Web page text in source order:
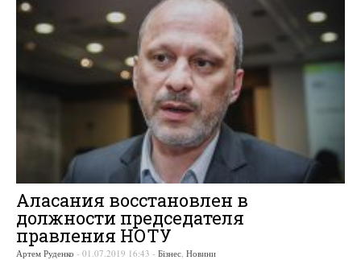
Аласания восстановлен в
должности председателя
правления НОТУ
Артем Руденко - 01.07.2019 16:43 - Бізнес Новини